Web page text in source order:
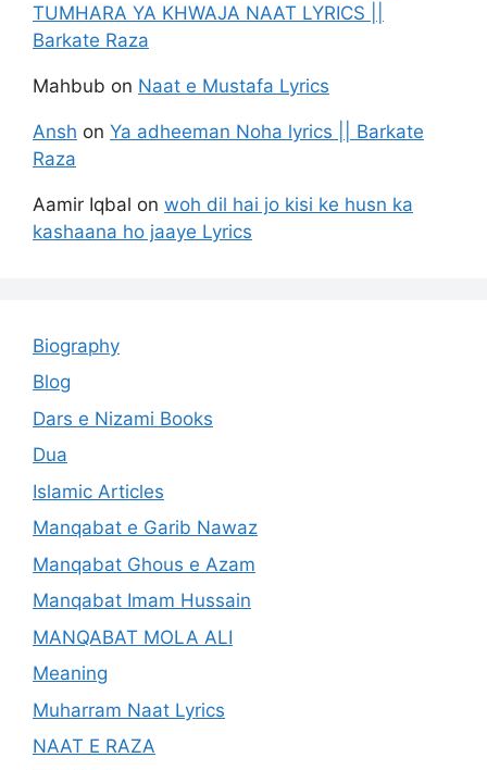
TUMHARA YA KHWAJA NAAT LYRICS ||
Barkate Raza
Mahbub on Naat e Mustafa Lyrics
Ansh on Ya adheeman Noha lyrics || Barkate
Raza
Aamir Iqbal on woh dil hai jo kisi ke husn ka
kashaana ho jaaye Lyrics
Biography
Blog
Dars e Nizami Books
Dua
Islamic Articles
Manqabat e Garib Nawaz
Manqabat Ghous e Azam
Manqabat Imam Hussain
MANQABAT MOLA ALI
Meaning
Muharram Naat Lyrics
NAAT E RAZA